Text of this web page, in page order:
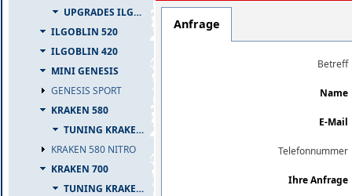
UPGRADES ILGOBLIN PRO / RAW 700
ILGOBLIN 520
ILGOBLIN 420
MINI GENESIS
GENESIS SPORT
KRAKEN 580
TUNING KRAKEN 580
KRAKEN 580 NITRO
KRAKEN 700
TUNING KRAKEN 700
Anfrage
Betreff
Name
E-Mail
Telefonnummer
Ihre Anfrage